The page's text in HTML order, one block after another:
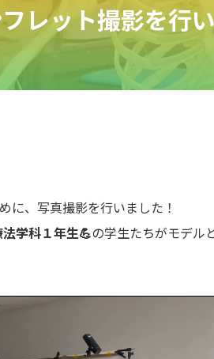
レット撮影を行
に、写真撮影を行いました！
学科１年生💪の学生たちがモデル